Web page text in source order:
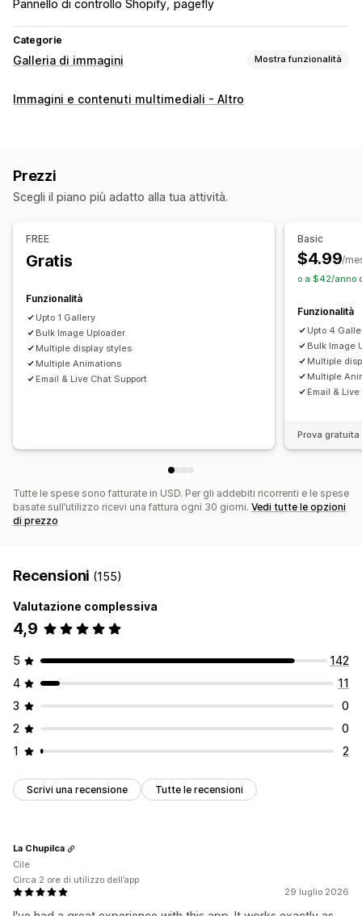
Pannello di controllo Shopify pagefly
Categorie
Galleria di immagini Mostra funzionalità
Tipi di galleria
Personalizzazione
Posizione delle icone
Editor drag-and-drop
Ridimensionamento immagine
Zoom immagini
Adattivo per dispositivi mobili
Tag con opzioni di acquisto
Condivisione sui social
Immagini e contenuti multimediali - Altro
Prezzi
Scegli il piano più adatto alla tua attività.
FREE
Gratis
Funzionalità
Upto 1 Gallery
Bulk Image Uploader
Multiple display styles
Multiple Animations
Email & Live Chat Support
Basic
$4.99/
o a $42/anno
Funzionalità
Upto 4
Bulk Image
Multiple
Multiple
Email &
Prova
Tutte le spese sono fatturate in USD. Per gli addebiti ricorrenti e le spese
basate sull’utilizzo ricevi una fattura ogni 30 giorni. Vedi tutte le opzioni
di prezzo
Recensioni (155)
Valutazione complessiva
4,9
5
142
4
11
3
0
2
0
1
2
Scrivi una recensione Tutte le recensioni
29 luglio 2026
La Chupilca
Cile
Circa 2 ore di utilizzo dell’app